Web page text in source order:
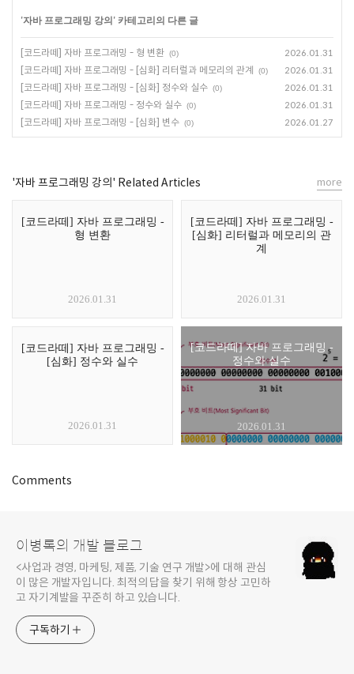
'자바 프로그래밍 강의 ' 카테고리의 다른 글
[코드라떼] 자바 프로그래밍 - 형 변환 (0) 2026.01.31
[코드라떼] 자바 프로그래밍 - [심화] 리터럴과 메모리의 관계 (0) 2026.01.31
[코드라떼] 자바 프로그래밍 - [심화] 정수와 실수 (0) 2026.01.31
[코드라떼] 자바 프로그래밍 - 정수와 실수 (0) 2026.01.31
[코드라떼] 자바 프로그래밍 - [심화] 변수 (0) 2026.01.27
'자바 프로그래밍 강의' Related Articles
[코드라떼] 자바 프로그래밍 -
형 변환
2026.01.31
[코드라떼] 자바 프로그래밍 -
[심화] 리터럴과 메모리의 관
계
2026.01.31
[코드라떼] 자바 프로그래밍 -
[심화] 정수와 실수
2026.01.31
[코드라떼] 자바 프로그래밍 -
정수와 실수
2026.01.31
more
Comments
이병록의 개발 블로그
<사업과 경영, 마케팅, 제품, 기술 연구 개발>에 대해 관심
이 많은 개발자입니다. 최적의 답을 찾기 위해 항상 고민하
고 자기계발을 꾸준히 하고 있습니다.
구독하기